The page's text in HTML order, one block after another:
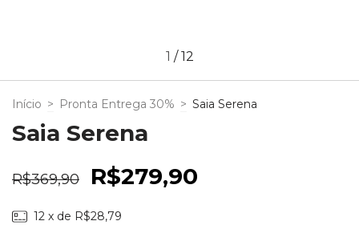
1 /12
Início > Pronta Entrega 30% > Saia Serena
Saia Serena
R$369,90 R$279,90
12 x de R$28,79